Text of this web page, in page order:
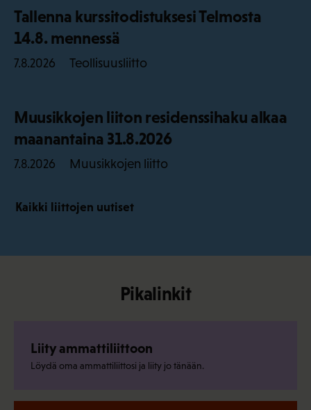
Tallenna kurssitodistuksesi Telmosta
14.8. mennessä
7.8.2026 Teollisuusliitto
Muusikkojen liiton residenssihaku alkaa
maanantaina 31.8.2026
7.8.2026 Muusikkojen liitto
Kaikki liittojen uutiset
Pikalinkit
Liity ammattiliittoon
Löydä oma ammattiliittosi ja liity jo tänään.